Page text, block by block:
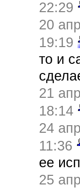
22:29
20
19:19
то и
21
18:14
24
11:36
ее
25